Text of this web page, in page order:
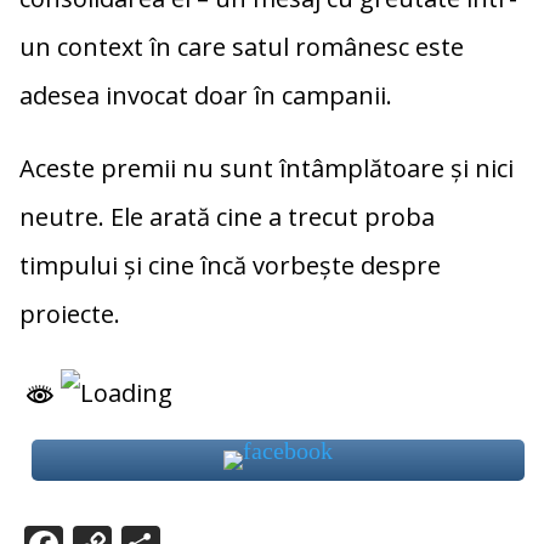
un context în care satul românesc este
adesea invocat doar în campanii.
Aceste premii nu sunt întâmplătoare și nici
neutre. Ele arată cine a trecut proba
timpului și cine încă vorbește despre
proiecte.